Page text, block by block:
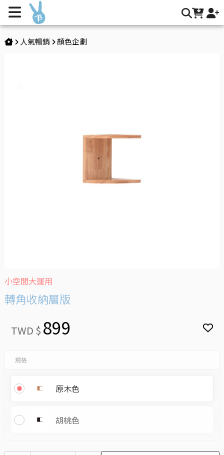
轉角收納層版 | Buy2 生活購物網
人氣暢銷 顏色企劃
小空間大運用
轉角收納層版
TWD $ 899
規格
原木色
胡桃色